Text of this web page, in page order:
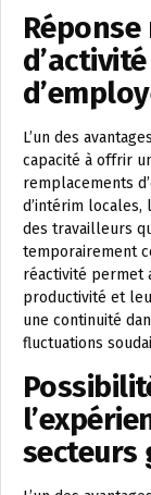
L’un des
capacité à offrir
remplacements
d’intérim
des travailleurs
temporairement
réactivité permet
productivité et
une continuité
fluctuations
secteurs